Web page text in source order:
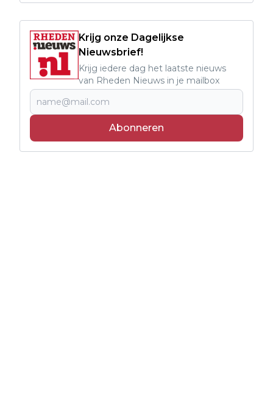
Krijg onze Dagelijkse
Nieuwsbrief!
Krijg iedere dag het laatste nieuws
van Rheden Nieuws in je mailbox
Abonneren